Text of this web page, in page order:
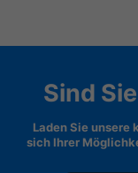
Sind
Laden Sie unsere
sich Ihrer